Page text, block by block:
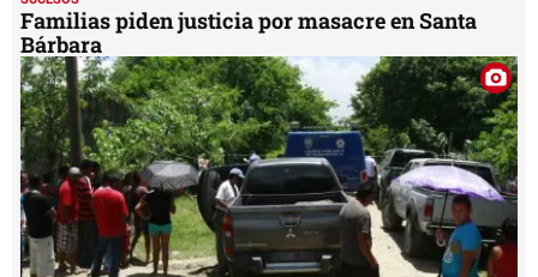
Familias piden justicia por masacre en Santa
Bárbara